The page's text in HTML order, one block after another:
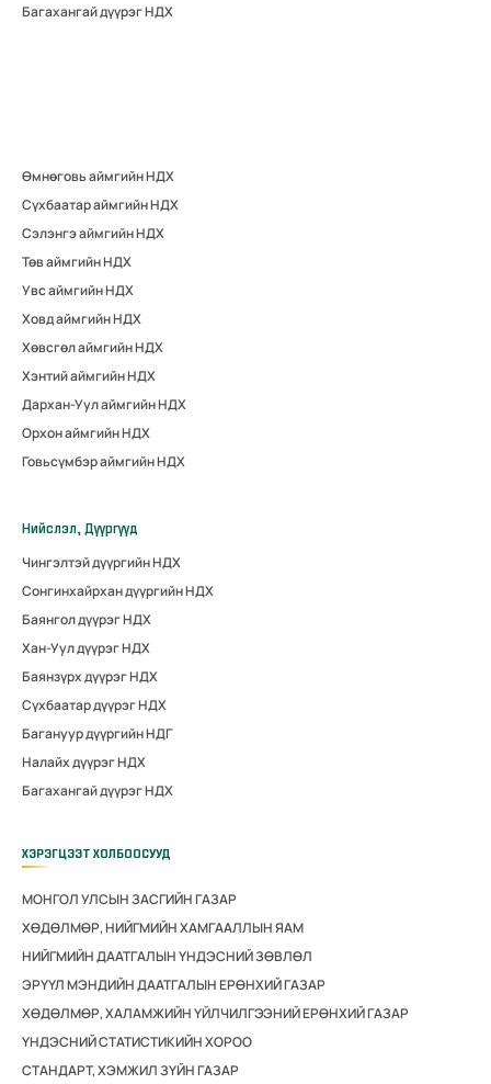
Багахангай дүүрэг НДХ
Өмнөговь аймгийн НДХ
Сүхбаатар аймгийн НДХ
Сэлэнгэ аймгийн НДХ
Төв аймгийн НДХ
Увс аймгийн НДХ
Ховд аймгийн НДХ
Хөвсгөл аймгийн НДХ
Хэнтий аймгийн НДХ
Дархан-Уул аймгийн НДХ
Орхон аймгийн НДХ
Говьсүмбэр аймгийн НДХ
Нийслэл, Дүүргүүд
Чингэлтэй дүүргийн НДХ
Сонгинхайрхан дүүргийн НДХ
Баянгол дүүрэг НДХ
Хан-Уул дүүрэг НДХ
Баянзүрх дүүрэг НДХ
Сүхбаатар дүүрэг НДХ
Багануур дүүргийн НДГ
Налайх дүүрэг НДХ
Багахангай дүүрэг НДХ
ХЭРЭГЦЭЭТ ХОЛБООСУУД
МОНГОЛ УЛСЫН ЗАСГИЙН ГАЗАР
ХӨДӨЛМӨР, НИЙГМИЙН ХАМГААЛЛЫН ЯАМ
НИЙГМИЙН ДААТГАЛЫН ҮНДЭСНИЙ ЗӨВЛӨЛ
ЭРҮҮЛ МЭНДИЙН ДААТГАЛЫН ЕРӨНХИЙ ГАЗАР
ХӨДӨЛМӨР, ХАЛАМЖИЙН ҮЙЛЧИЛГЭЭНИЙ ЕРӨНХИЙ ГАЗАР
ҮНДЭСНИЙ СТАТИСТИКИЙН ХОРОО
СТАНДАРТ, ХЭМЖИЛ ЗҮЙН ГАЗАР